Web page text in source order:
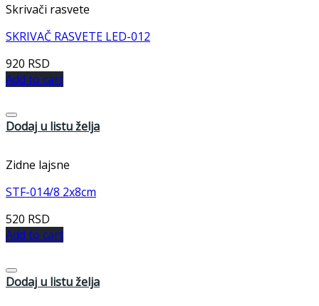
Skrivači rasvete
SKRIVAČ RASVETE LED-012
920 RSD
Add to cart
Dodaj u listu želja
Zidne lajsne
STF-014/8 2x8cm
520 RSD
Add to cart
Dodaj u listu želja